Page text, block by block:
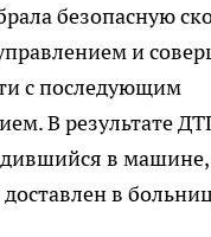
безопасную
и
с последующим
В результате
в
в